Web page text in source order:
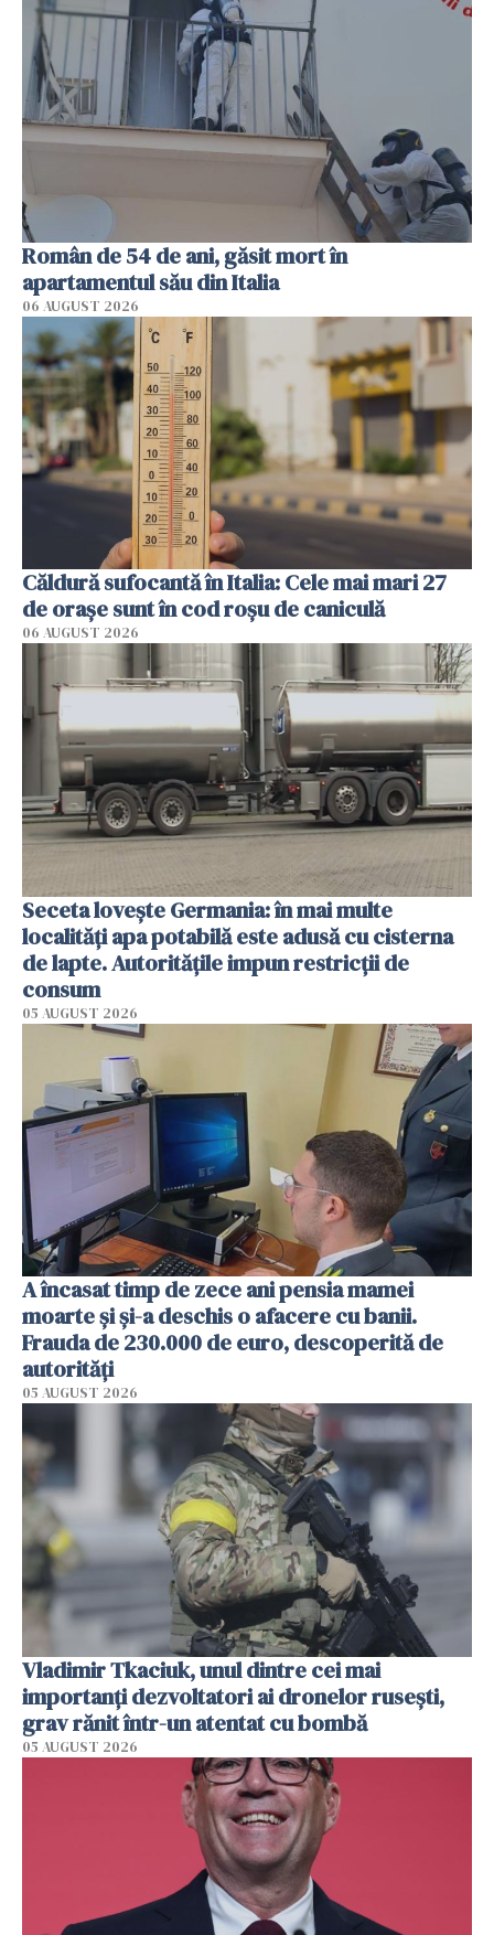
Român de 54 de ani, găsit mort în
apartamentul său din Italia
06 AUGUST 2026
Căldură sufocantă în Italia: Cele mai mari 27
de orașe sunt în cod roșu de caniculă
06 AUGUST 2026
Seceta lovește Germania: în mai multe
localități apa potabilă este adusă cu cisterna
de lapte. Autoritățile impun restricții de
consum
05 AUGUST 2026
A încasat timp de zece ani pensia mamei
moarte și și-a deschis o afacere cu banii.
Frauda de 230.000 de euro, descoperită de
autorități
05 AUGUST 2026
Vladimir Tkaciuk, unul dintre cei mai
importanți dezvoltatori ai dronelor rusești,
grav rănit într-un atentat cu bombă
05 AUGUST 2026